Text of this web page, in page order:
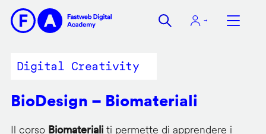
contenuto
Digital Creativity
BioDesign – Biomateriali
Il corso Biomaterialiti permette di apprendere i